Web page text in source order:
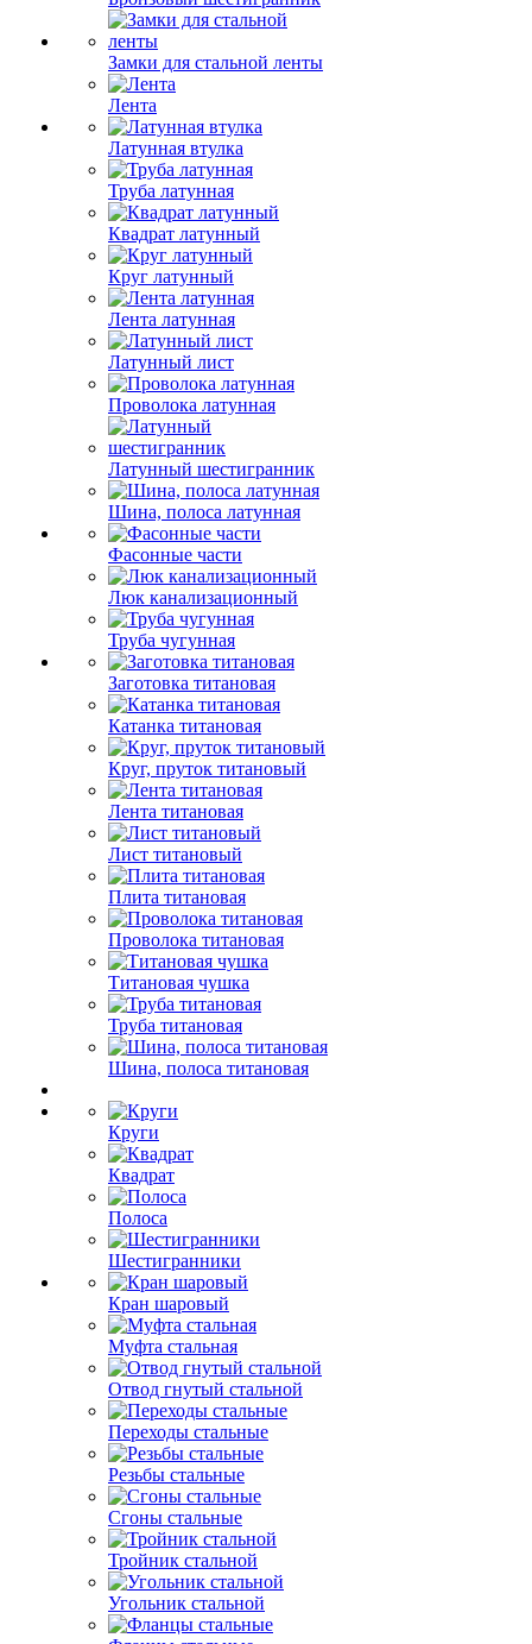
Замки для стальной ленты
Лента
Латунная втулка
Труба латунная
Квадрат латунный
Круг латунный
Лента латунная
Латунный лист
Проволока латунная
Латунный шестигранник
Шина, полоса латунная
Фасонные части
Люк канализационный
Труба чугунная
Заготовка титановая
Катанка титановая
Круг, пруток титановый
Лента титановая
Лист титановый
Плита титановая
Проволока титановая
Титановая чушка
Труба титановая
Шина, полоса титановая
Круги
Квадрат
Полоса
Шестигранники
Кран шаровый
Муфта стальная
Отвод гнутый стальной
Переходы стальные
Резьбы стальные
Сгоны стальные
Тройник стальной
Угольник стальной